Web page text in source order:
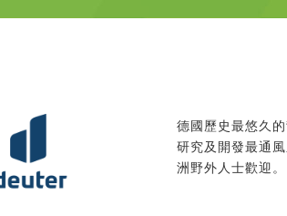
德國歷史最悠久
研究及開發最通
洲野外人士歡迎。